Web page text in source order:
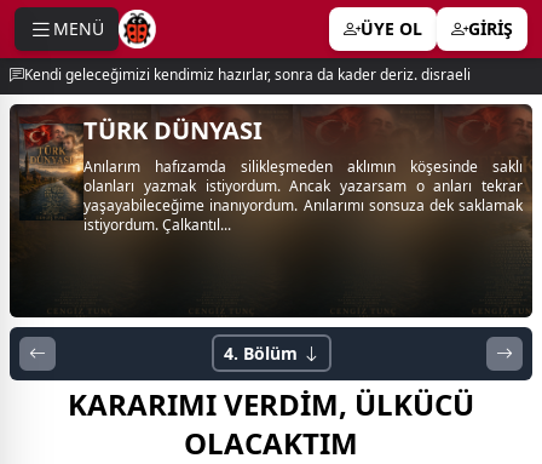
MENÜ ÜYE OL GİRİŞ
Kendi geleceğimizi kendimiz hazırlar, sonra da kader deriz. disraeli
TÜRK DÜNYASI
Anılarım hafızamda silikleşmeden aklımın köşesinde saklı
olanları yazmak istiyordum. Ancak yazarsam o anları tekrar
yaşayabileceğime inanıyordum. Anılarımı sonsuza dek saklamak
istiyordum. Çalkantıl...
4. Bölüm
KARARIMI VERDİM, ÜLKÜCÜ
OLACAKTIM
menu